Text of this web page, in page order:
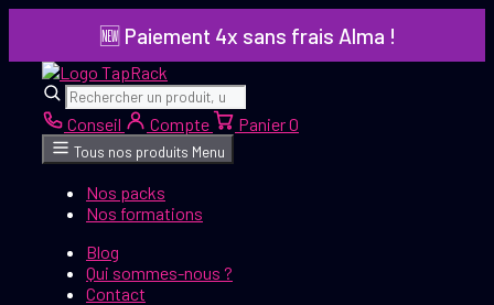
contenu
🆕 Paiement 4x sans frais Alma !
Rechercher Rechercher
Conseil Compte Panier0
Tous nos produits Menu
Nos packs
Nos formations
Blog
Qui sommes-nous ?
Contact